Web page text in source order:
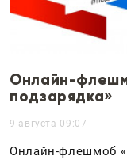
Онлайн-
подзарядка»
9 августа 09:07
Онлайн-флешмоб